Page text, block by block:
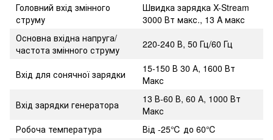
Головний вхід змінного
струму
Швидка зарядка X-Stream
3000 Вт макс., 13 A макс
Основна вхідна напруга/
частота змінного струму
220-240 В, 50 Гц/60 Гц
Вхід для сонячної зарядки
15-150 В 30 А, 1600 Вт
Макс
Вхід зарядки генератора
13 В-60 В, 60 А, 1000 Вт
Макс
Робоча температура
Від -25℃ до 60℃